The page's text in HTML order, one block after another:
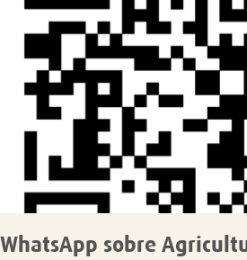
WhatsApp sobre